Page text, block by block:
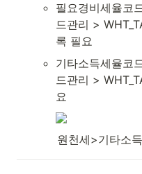
필요경비세율코
드관리 >
록 필요
기타소득세율코
드관리 >
요
원천세>기타소득